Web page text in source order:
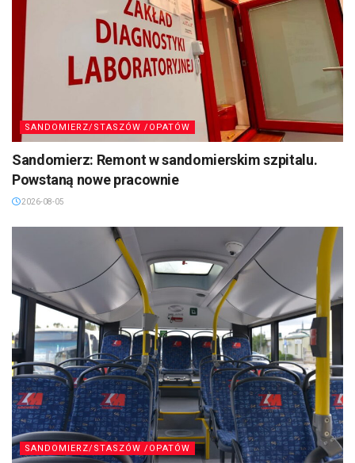
SANDOMIERZ/STASZÓW /OPATÓW
Sandomierz: Remont w sandomierskim szpitalu.
Powstaną nowe pracownie
2026-08-05
SANDOMIERZ/STASZÓW /OPATÓW